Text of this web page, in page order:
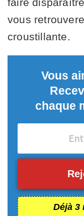
vous
croustillante.
Vous
chaque
Déjà 3